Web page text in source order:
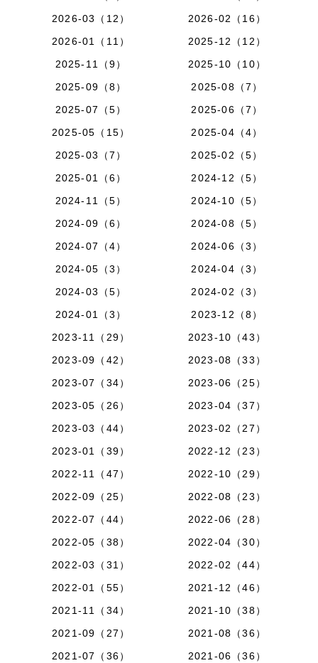
2026-03（12）
2026-02（16）
2026-01（11）
2025-12（12）
2025-11（9）
2025-10（10）
2025-09（8）
2025-08（7）
2025-07（5）
2025-06（7）
2025-05（15）
2025-04（4）
2025-03（7）
2025-02（5）
2025-01（6）
2024-12（5）
2024-11（5）
2024-10（5）
2024-09（6）
2024-08（5）
2024-07（4）
2024-06（3）
2024-05（3）
2024-04（3）
2024-03（5）
2024-02（3）
2024-01（3）
2023-12（8）
2023-11（29）
2023-10（43）
2023-09（42）
2023-08（33）
2023-07（34）
2023-06（25）
2023-05（26）
2023-04（37）
2023-03（44）
2023-02（27）
2023-01（39）
2022-12（23）
2022-11（47）
2022-10（29）
2022-09（25）
2022-08（23）
2022-07（44）
2022-06（28）
2022-05（38）
2022-04（30）
2022-03（31）
2022-02（44）
2022-01（55）
2021-12（46）
2021-11（34）
2021-10（38）
2021-09（27）
2021-08（36）
2021-07（36）
2021-06（36）